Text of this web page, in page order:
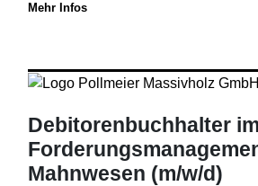
Mehr Infos
Debitorenbuchhalter im
Mahnwesen (m/w/d)